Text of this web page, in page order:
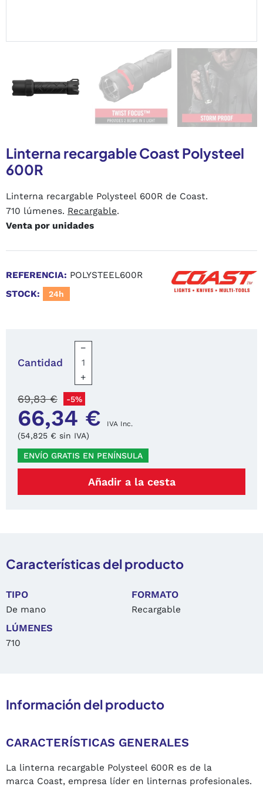
Linterna recargable Coast Polysteel
600R
Linterna recargable Polysteel 600R de Coast.
710 lúmenes. Recargable.
Venta por unidades
REFERENCIA: POLYSTEEL600R
STOCK:
24h
Cantidad
−
+
66,34 € IVA Inc.
69,83 € -5%
(54,825 € sin IVA)
ENVÍO GRATIS EN PENÍNSULA
Añadir a la cesta
Características del producto
TIPO
De mano
FORMATO
Recargable
LÚMENES
710
Información del producto
CARACTERÍSTICAS GENERALES
La linterna recargable Polysteel 600R es de la
marca Coast, empresa líder en linternas profesionales.